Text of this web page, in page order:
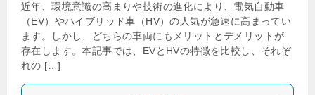
近年、環境意識の高まりや技術の進化により、電気自動車
（EV）やハイブリッド車（HV）の人気が急速に高まってい
ます。しかし、どちらの車両にもメリットとデメリットが
存在します。本記事では、EVとHVの特徴を比較し、それぞ
れの […]